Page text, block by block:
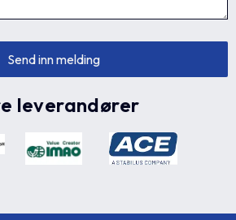
leverandører